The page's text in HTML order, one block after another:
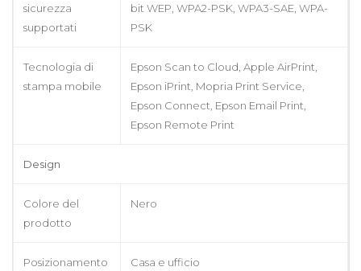
sicurezza
supportati
bit WEP, WPA2-PSK, WPA3-SAE, WPA-
PSK
Tecnologia di
stampa mobile
Epson Scan to Cloud, Apple AirPrint,
Epson iPrint, Mopria Print Service,
Epson Connect, Epson Email Print,
Epson Remote Print
Design
Colore del
prodotto
Nero
Posizionamento
Casa e ufficio